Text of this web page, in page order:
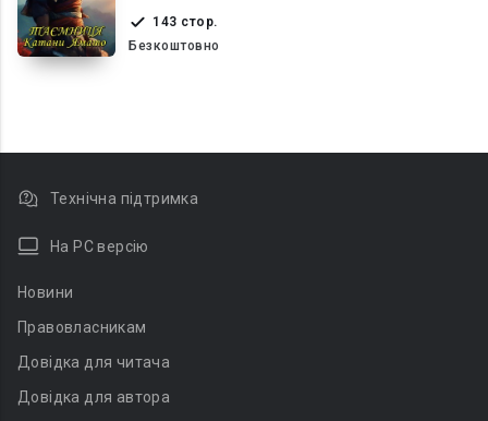
143 стор.
Безкоштовно
Технічна підтримка
На PC версію
Новини
Правовласникам
Довідка для читача
Довідка для автора